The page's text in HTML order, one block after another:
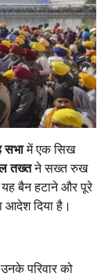
सभामें एक सिख
तख्तने सख्त रुख
यह बैन हटाने और पूरे
दिया है।
परिवार को